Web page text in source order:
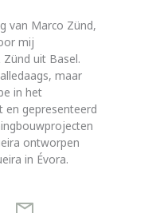
van Marco Zünd,
mij
uit Basel.
maar
in het
en gepresenteerd
ontworpen
in Évora.